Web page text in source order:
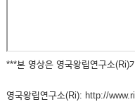
***본 영상은 영국왕립연구소(Ri)
영국왕립연구소(Ri): http://